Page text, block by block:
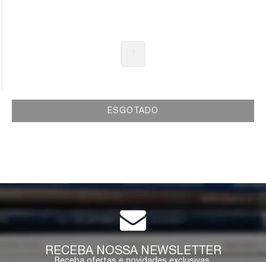
ESGOTADO
RECEBA NOSSA NEWSLETTER